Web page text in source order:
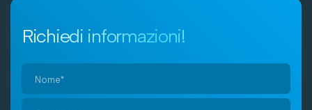
Richiedi informazioni!